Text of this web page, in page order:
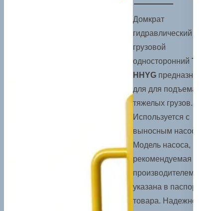
Домкрат
гидравлический
грузовой
одностороннийTOR
HHYG предназначен
для для подъема
тяжелых грузов.
Используется с
выносным насосом.
Модель насоса,
рекомендуемая
производителем,
указана в паспорте
товара. Надежное